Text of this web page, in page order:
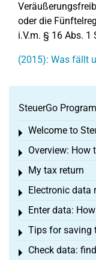
oder die
i.V.m. § 16 Abs. 1
(2015): Was fällt
SteuerGo
Welcome to
Toggle menu
Overview: How
Toggle menu
My tax return
Toggle menu
Electronic data
Toggle menu
Enter data:
Toggle menu
Tips for saving
Toggle menu
Check data:
Toggle menu